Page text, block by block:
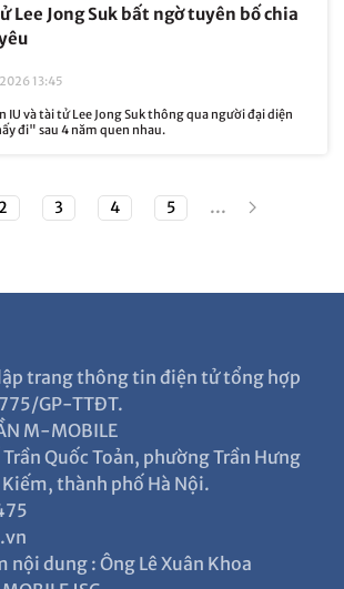
Lee Jong Suk bất ngờ tuyên bố chia
13:45
IU và tài tử Lee Jong Suk thông qua người đại diện
đi" sau 4 năm quen nhau.
2 3 4 5 ...
trang thông tin điện tử tổng hợp
GP-TTĐT.
M-MOBILE
Trần Quốc Toản, phường Trần Hưng
thành phố Hà Nội.
nội dung : Ông Lê Xuân Khoa